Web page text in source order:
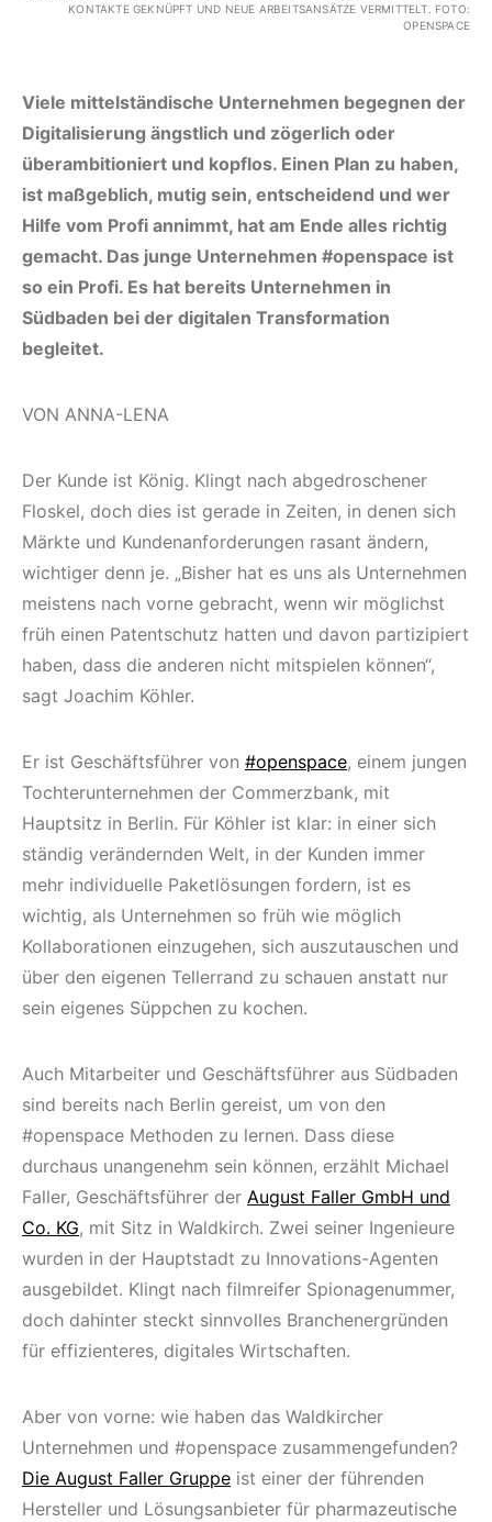
KONTAKTE GEKNÜPFT UND NEUE ARBEITSANSÄTZE VERMITTELT. FOTO:
OPENSPACE
Viele mittelständische Unternehmen begegnen der
Digitalisierung ängstlich und zögerlich oder
überambitioniert und kopflos. Einen Plan zu haben,
ist maßgeblich, mutig sein, entscheidend und wer
Hilfe vom Profi annimmt, hat am Ende alles richtig
gemacht. Das junge Unternehmen #openspace ist
so ein Profi. Es hat bereits Unternehmen in
Südbaden bei der digitalen Transformation
begleitet.
VON ANNA-LENA
Der Kunde ist König. Klingt nach abgedroschener
Floskel, doch dies ist gerade in Zeiten, in denen sich
Märkte und Kundenanforderungen rasant ändern,
wichtiger denn je. „Bisher hat es uns als Unternehmen
meistens nach vorne gebracht, wenn wir möglichst
früh einen Patentschutz hatten und davon partizipiert
haben, dass die anderen nicht mitspielen können“,
sagt Joachim Köhler.
Er ist Geschäftsführer von #openspace, einem jungen
Tochterunternehmen der Commerzbank, mit
Hauptsitz in Berlin. Für Köhler ist klar: in einer sich
ständig verändernden Welt, in der Kunden immer
mehr individuelle Paketlösungen fordern, ist es
wichtig, als Unternehmen so früh wie möglich
Kollaborationen einzugehen, sich auszutauschen und
über den eigenen Tellerrand zu schauen anstatt nur
sein eigenes Süppchen zu kochen.
Auch Mitarbeiter und Geschäftsführer aus Südbaden
sind bereits nach Berlin gereist, um von den
#openspace Methoden zu lernen. Dass diese
durchaus unangenehm sein können, erzählt Michael
Faller, Geschäftsführer der August Faller GmbH und
Co. KG, mit Sitz in Waldkirch. Zwei seiner Ingenieure
wurden in der Hauptstadt zu Innovations-Agenten
ausgebildet. Klingt nach filmreifer Spionagenummer,
doch dahinter steckt sinnvolles Branchenergründen
für effizienteres, digitales Wirtschaften.
Aber von vorne: wie haben das Waldkircher
Unternehmen und #openspace zusammengefunden?
Die August Faller Gruppe ist einer der führenden
Hersteller und Lösungsanbieter für pharmazeutische